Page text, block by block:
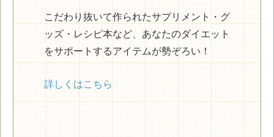
こだわり抜いて作られたサプリメント・グ
ッズ・レシピ本など、あなたのダイエット
をサポートするアイテムが勢ぞろい！
詳しくはこちら